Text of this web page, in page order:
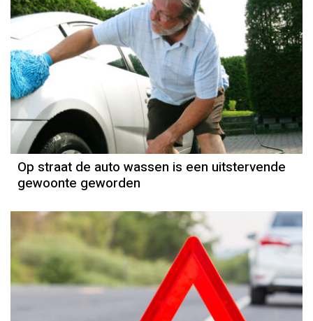
Op straat de auto wassen is een uitstervende
gewoonte geworden